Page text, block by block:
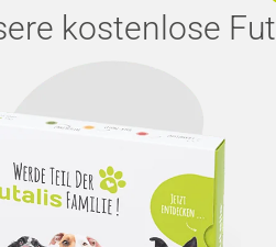
kostenlose